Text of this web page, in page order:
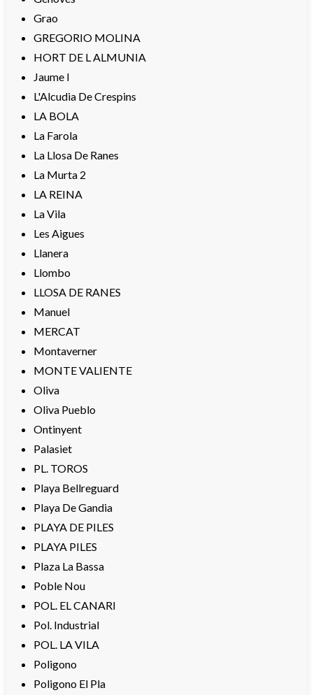
Grao
GREGORIO MOLINA
HORT DE L ALMUNIA
Jaume I
L'Alcudia De Crespins
LA BOLA
La Farola
La Llosa De Ranes
La Murta 2
LA REINA
La Vila
Les Aigues
Llanera
Llombo
LLOSA DE RANES
Manuel
MERCAT
Montaverner
MONTE VALIENTE
Oliva
Oliva Pueblo
Ontinyent
Palasiet
PL. TOROS
Playa Bellreguard
Playa De Gandia
PLAYA DE PILES
PLAYA PILES
Plaza La Bassa
Poble Nou
POL. EL CANARI
Pol. Industrial
POL. LA VILA
Poligono
Poligono El Pla